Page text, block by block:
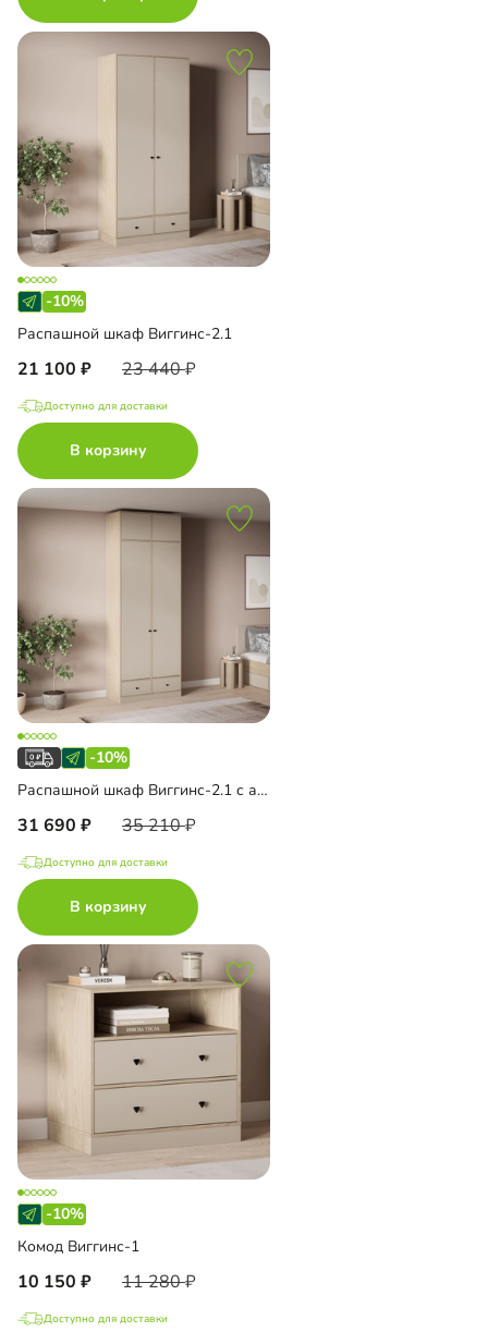
-10%
Распашной шкаф Виггинс-2.1
21 100 23 440
Доступно для доставки
В корзину
-10%
Распашной шкаф Виггинс-2.1 с антресолью
31 690 35 210
Доступно для доставки
В корзину
-10%
Комод Виггинс-1
10 150 11 280
Доступно для доставки